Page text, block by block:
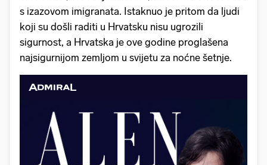
s izazovom imigranata. Istaknuo je pritom da ljudi
koji su došli raditi u Hrvatsku nisu ugrozili
sigurnost, a Hrvatska je ove godine proglašena
najsigurnijom zemljom u svijetu za noćne šetnje.